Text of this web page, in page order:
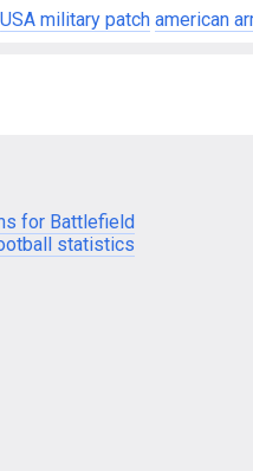
USA military patch american
for Battlefield
statistics